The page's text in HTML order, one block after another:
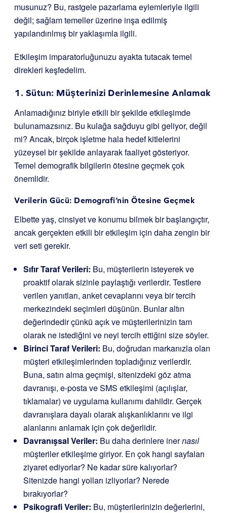
musunuz? Bu, rastgele pazarlama eylemleriyle ilgili
değil; sağlam temeller üzerine inşa edilmiş
yapılandırılmış bir yaklaşımla ilgili.
Etkileşim imparatorluğunuzu ayakta tutacak temel
direkleri keşfedelim.
1. Sütun: Müşterinizi Derinlemesine Anlamak
Anlamadığınız biriyle etkili bir şekilde etkileşimde
bulunamazsınız. Bu kulağa sağduyu gibi geliyor, değil
mi? Ancak, birçok işletme hala hedef kitlelerini
yüzeysel bir şekilde anlayarak faaliyet gösteriyor.
Temel demografik bilgilerin ötesine geçmek çok
önemlidir.
Verilerin Gücü: Demografi’nin Ötesine Geçmek
Elbette yaş, cinsiyet ve konumu bilmek bir başlangıçtır,
ancak gerçekten etkili bir etkileşim için daha zengin bir
veri seti gerekir.
Sıfır Taraf Verileri: Bu, müşterilerin isteyerek ve
proaktif olarak sizinle paylaştığı verilerdir. Testlere
verilen yanıtları, anket cevaplarını veya bir tercih
merkezindeki seçimleri düşünün. Bunlar altın
değerindedir çünkü açık ve müşterilerinizin tam
olarak ne istediğini ve neyi tercih ettiğini size söyler.
Birinci Taraf Verileri: Bu, doğrudan markanızla olan
müşteri etkileşimlerinden topladığınız verilerdir.
Buna, satın alma geçmişi, sitenizdeki göz atma
davranışı, e-posta ve SMS etkileşimi (açılışlar,
tıklamalar) ve uygulama kullanımı dahildir. Gerçek
davranışlara dayalı olarak alışkanlıklarını ve ilgi
alanlarını anlamak için çok değerlidir.
Davranışsal Veriler: Bu daha derinlere inernasıl
müşteriler etkileşime giriyor. En çok hangi sayfaları
ziyaret ediyorlar? Ne kadar süre kalıyorlar?
Sitenizde hangi yolları izliyorlar? Nerede
bırakıyorlar?
Psikografi Veriler: Bu, müşterilerinizin değerlerini,